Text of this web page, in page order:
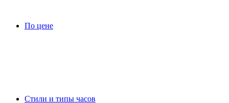
По цене
Стили и типы часов